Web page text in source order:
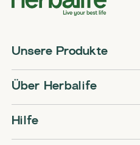
Unsere Produkte
Über Herbalife
Hilfe